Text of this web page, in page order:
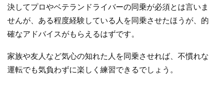
決してプロやベテランドライバーの同乗が必須とは言いま
せんが、ある程度経験している人を同乗させたほうが、的
確なアドバイスがもらえるはずです。
家族や友人など気心の知れた人を同乗させれば、不慣れな
運転でも気負わずに楽しく練習できるでしょう。